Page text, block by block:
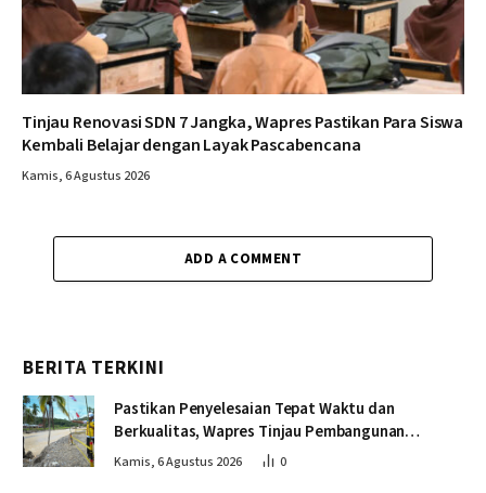
Tinjau Renovasi SDN 7 Jangka, Wapres Pastikan Para Siswa
Kembali Belajar dengan Layak Pascabencana
Kamis, 6 Agustus 2026
ADD A COMMENT
BERITA TERKINI
Pastikan Penyelesaian Tepat Waktu dan
Berkualitas, Wapres Tinjau Pembangunan
Jembatan Lumut
Kamis, 6 Agustus 2026 0